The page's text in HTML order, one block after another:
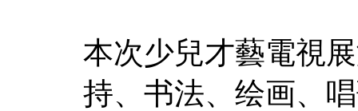
本次少兒才藝電視
持、书法、绘画、